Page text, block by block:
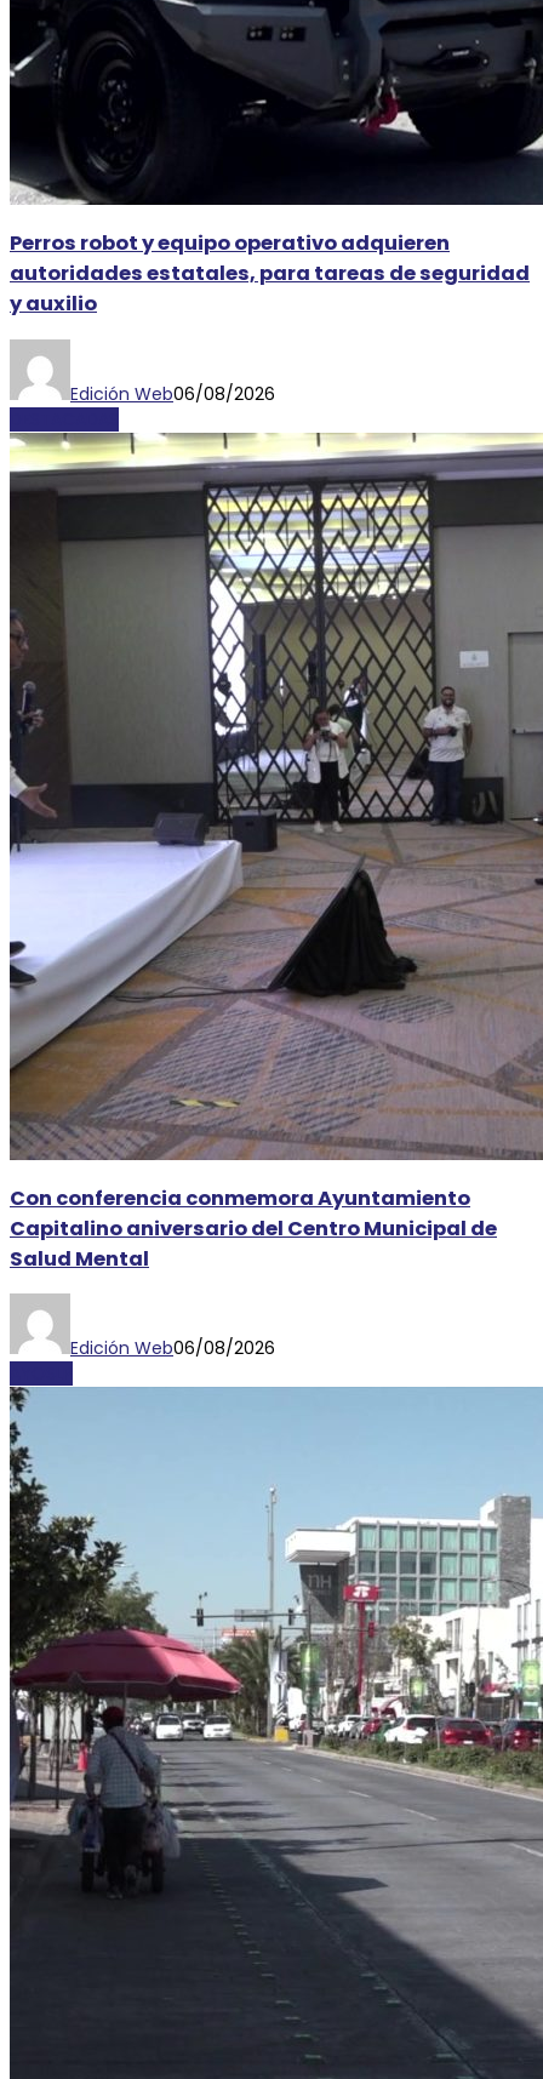
Perros robot y equipo operativo adquieren
autoridades estatales, para tareas de seguridad
y auxilio
Edición Web06/08/2026
Con conferencia conmemora Ayuntamiento
Capitalino aniversario del Centro Municipal de
Salud Mental
Edición Web06/08/2026